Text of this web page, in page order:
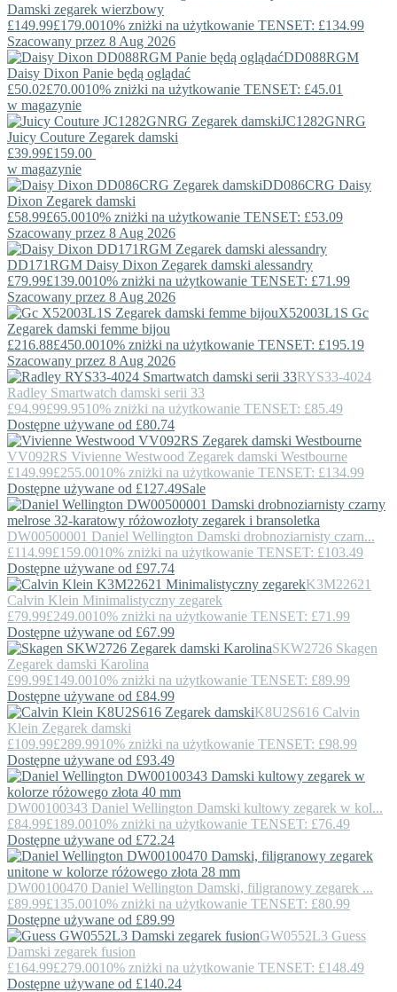
Damski zegarek wierzbowy
£149.99£179.0010% zniżki na użytkowanie TENSET: £134.99
Szacowany przez 8 Aug 2026
DD088RGM
Daisy Dixon Panie będą oglądać
£50.02£70.0010% zniżki na użytkowanie TENSET: £45.01
w magazynie
JC1282GNRG
Juicy Couture Zegarek damski
£39.99£159.00
w magazynie
DD086CRG Daisy
Dixon Zegarek damski
£58.99£65.0010% zniżki na użytkowanie TENSET: £53.09
Szacowany przez 8 Aug 2026
DD171RGM Daisy Dixon Zegarek damski alessandry
£79.99£139.0010% zniżki na użytkowanie TENSET: £71.99
Szacowany przez 8 Aug 2026
X52003L1S Gc
Zegarek damski femme bijou
£216.88£450.0010% zniżki na użytkowanie TENSET: £195.19
Szacowany przez 8 Aug 2026
RYS33-4024
Radley Smartwatch damski serii 33
£94.99£99.9510% zniżki na użytkowanie TENSET: £85.49
Dostępne używane od £80.74
VV092RS Vivienne Westwood Zegarek damski Westbourne
£149.99£255.0010% zniżki na użytkowanie TENSET: £134.99
Dostępne używane od £127.49Sale
DW00500001 Daniel Wellington Damski drobnoziarnisty czarn...
£114.99£159.0010% zniżki na użytkowanie TENSET: £103.49
Dostępne używane od £97.74
K3M22621
Calvin Klein Minimalistyczny zegarek
£79.99£249.0010% zniżki na użytkowanie TENSET: £71.99
Dostępne używane od £67.99
SKW2726 Skagen
Zegarek damski Karolina
£99.99£149.0010% zniżki na użytkowanie TENSET: £89.99
Dostępne używane od £84.99
K8U2S616 Calvin
Klein Zegarek damski
£109.99£289.9910% zniżki na użytkowanie TENSET: £98.99
Dostępne używane od £93.49
DW00100343 Daniel Wellington Damski kultowy zegarek w kol...
£84.99£189.0010% zniżki na użytkowanie TENSET: £76.49
Dostępne używane od £72.24
DW00100470 Daniel Wellington Damski, filigranowy zegarek ...
£89.99£135.0010% zniżki na użytkowanie TENSET: £80.99
Dostępne używane od £89.99
GW0552L3 Guess
Damski zegarek fusion
£164.99£279.0010% zniżki na użytkowanie TENSET: £148.49
Dostępne używane od £140.24